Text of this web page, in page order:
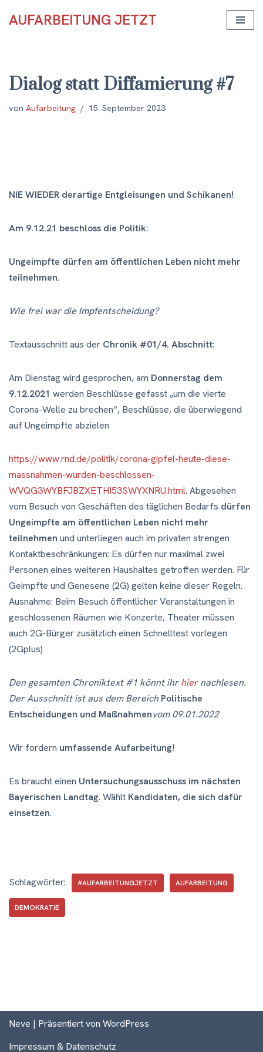
AUFARBEITUNG JETZT
Dialog statt Diffamierung #7
von Aufarbeitung 15. September 2023
NIE WIEDER derartige Entgleisungen und Schikanen!
Am 9.12.21 beschloss die Politik:
Ungeimpfte dürfen am öffentlichen Leben nicht mehr
teilnehmen.
Wie frei war die Impfentscheidung?
Textausschnitt aus der Chronik #01/4. Abschnitt:
Am Dienstag wird gesprochen, am Donnerstag dem
9.12.2021 werden Beschlüsse gefasst „um die vierte
Corona-Welle zu brechen“, Beschlüsse, die überwiegend
auf Ungeimpfte abzielen
https://www.rnd.de/politik/corona-gipfel-heute-diese-
massnahmen-wurden-beschlossen-
WVQG3WYBFJBZXETHI53SWYXNRU.html. Abgesehen
vom Besuch von Geschäften des täglichen Bedarfs dürfen
Ungeimpfte am öffentlichen Leben nicht mehr
teilnehmen und unterliegen auch im privaten strengen
Kontaktbeschränkungen: Es dürfen nur maximal zwei
Personen eines weiteren Haushaltes getroffen werden. Für
Geimpfte und Genesene (2G) gelten keine dieser Regeln.
Ausnahme: Beim Besuch öffentlicher Veranstaltungen in
geschlossenen Räumen wie Konzerte, Theater müssen
auch 2G-Bürger zusätzlich einen Schnelltest vorlegen
(2Gplus)
Den gesamten Chroniktext #1 könnt ihrhiernachlesen.
Der Ausschnitt ist aus dem Bereich Politische
Entscheidungen und Maßnahmenvom 09.01.2022
Wir fordern umfassende Aufarbeitung!
Es braucht einen Untersuchungsausschuss im nächsten
Bayerischen Landtag. Wählt Kandidaten, die sich dafür
einsetzen.
Schlagwörter: #AUFARBEITUNGJETZT AUFARBEITUNG
DEMOKRATIE
Neve | Präsentiert von WordPress
Impressum & Datenschutz